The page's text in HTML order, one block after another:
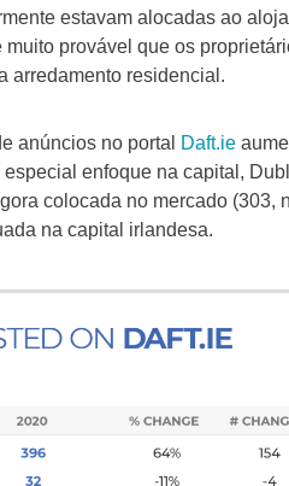
estavam alocadas ao
muito provável que os
arredamento residencial.
anúncios no portal Daft.ie
enfoque na capital,
colocada no mercado (303,
na capital irlandesa.